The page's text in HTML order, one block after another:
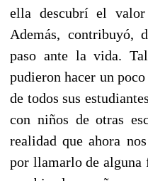
ella descubrí el
Además, contribuyó,
paso ante la vida.
pudieron hacer un
de todos sus
con niños de otras
realidad que ahora
por llamarlo de alguna